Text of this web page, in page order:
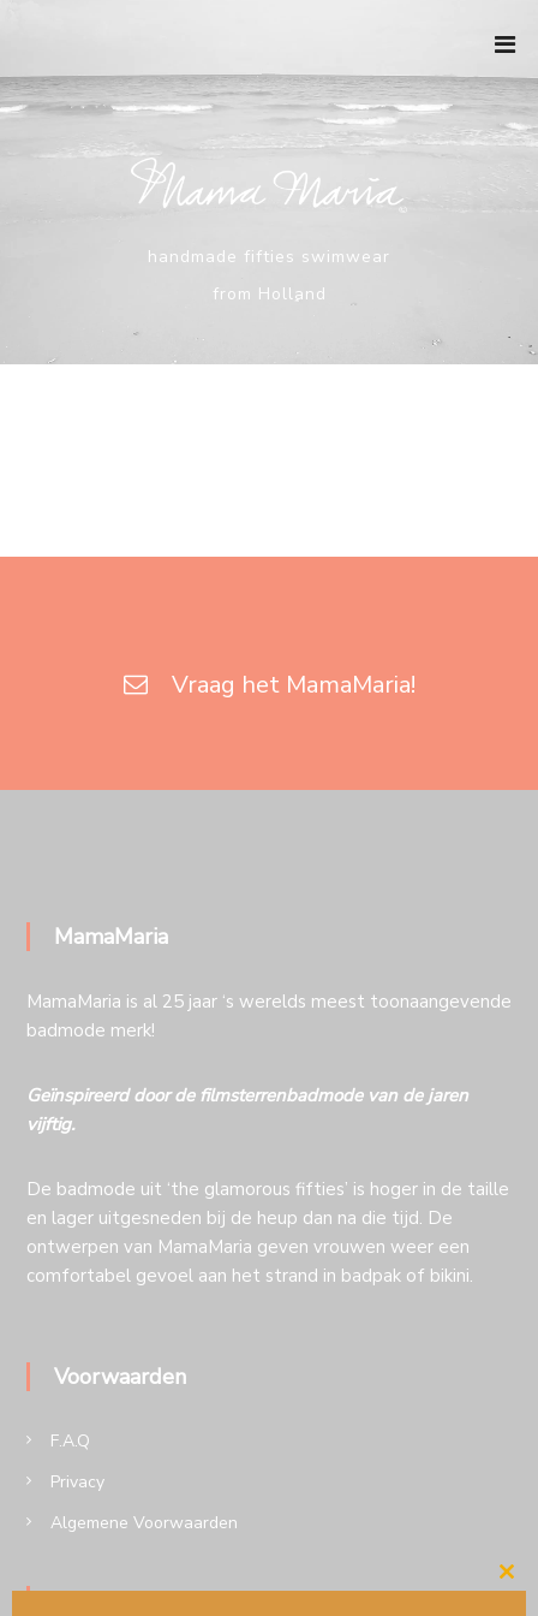
de
handmade fifties swimwear
from Holland
Vraag het MamaMaria!
MamaMaria
MamaMaria is al 25 jaar ‘s werelds meest toonaangevende
badmode merk!
Geïnspireerd door de filmsterrenbadmode van de jaren
vijftig.
De badmode uit ‘the glamorous fifties’ is hoger in de taille
en lager uitgesneden bij de heup dan na die tijd. De
ontwerpen van MamaMaria geven vrouwen weer een
comfortabel gevoel aan het strand in badpak of bikini.
Voorwaarden
F.A.Q
Privacy
Algemene Voorwaarden
Volg MamaMaria op insta of Facebook